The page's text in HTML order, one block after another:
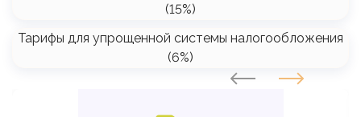
(15%)
Тарифы для упрощенной системы налогообложения
(6%)